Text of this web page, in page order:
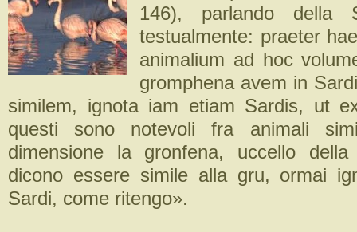
146), parlando della
testualmente: praeter
animalium ad hoc
gromphena avem in
similem, ignota iam etiam Sardis, ut
questi sono notevoli fra animali
dimensione la gronfena, uccello
dicono essere simile alla gru, ormai
Sardi, come ritengo».